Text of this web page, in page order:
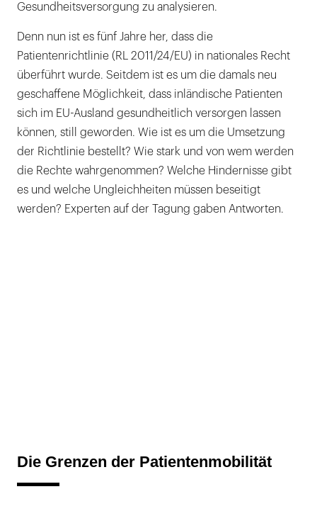
Gesundheitsversorgung zu analysieren.
Denn nun ist es fünf Jahre her, dass die
Patientenrichtlinie (RL 2011/24/EU) in nationales Recht
überführt wurde. Seitdem ist es um die damals neu
geschaffene Möglichkeit, dass inländische Patienten
sich im EU-Ausland gesundheitlich versorgen lassen
können, still geworden. Wie ist es um die Umsetzung
der Richtlinie bestellt? Wie stark und von wem werden
die Rechte wahrgenommen? Welche Hindernisse gibt
es und welche Ungleichheiten müssen beseitigt
werden? Experten auf der Tagung gaben Antworten.
Die Grenzen der Patientenmobilität